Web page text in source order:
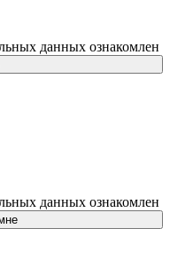
данных ознакомлен
данных ознакомлен